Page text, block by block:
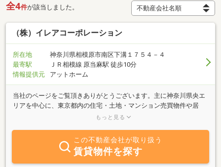
全4件が該当しました。
（株）イレアコーポレーション
所在地
神奈川県相模原市南区下溝１７５４－４
最寄駅
ＪＲ相模線 原当麻駅 徒歩10分
情報提供元
アットホーム
当社のページをご覧頂きありがとうございます。主に神奈川県央エ
リアを中心に、東京都内の住宅・土地・マンション売買物件や居
宅・事務所・店舗・倉庫賃貸など幅広く情報を取り扱っておりま
どお話しをお伺いしまして誠心誠意尽力いたします、是非ご相談く
ださい。最新物件情報も随時更新しておりますので、チェックして
もっと見る
この不動産会社が取り扱う
賃貸物件を探す